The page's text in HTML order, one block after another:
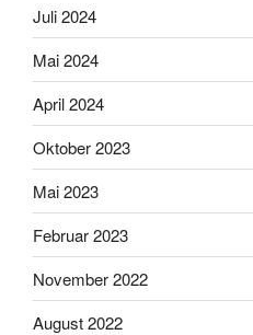
Juli 2024
Mai 2024
April 2024
Oktober 2023
Mai 2023
Februar 2023
November 2022
August 2022